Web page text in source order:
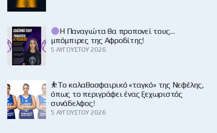
Η Παναγιώτα θα προπονεί τους…
μπόμπιρες της Αφροδίτης!
5 ΑΥΓΟΎΣΤΟΥ 2026
⛹️‍Το καλαθοσφαιρικό «ταγκό» της Νεφέλης,
όπως το περιγράφει ένας ξεχωριστός
συνάδελφος!
5 ΑΥΓΟΎΣΤΟΥ 2026